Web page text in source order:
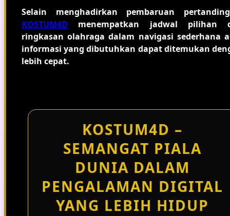
Selain menghadirkan pembaruan
KOSTUM4D menempatkan jadwal pilihan
ringkasan olahraga dalam navigasi sederhana
informasi yang dibutuhkan dapat ditemukan
lebih cepat.
KOSTUM4D –
SEMANGAT PIALA
DUNIA DALAM
PENGALAMAN DIGITAL
YANG LEBIH HIDUP